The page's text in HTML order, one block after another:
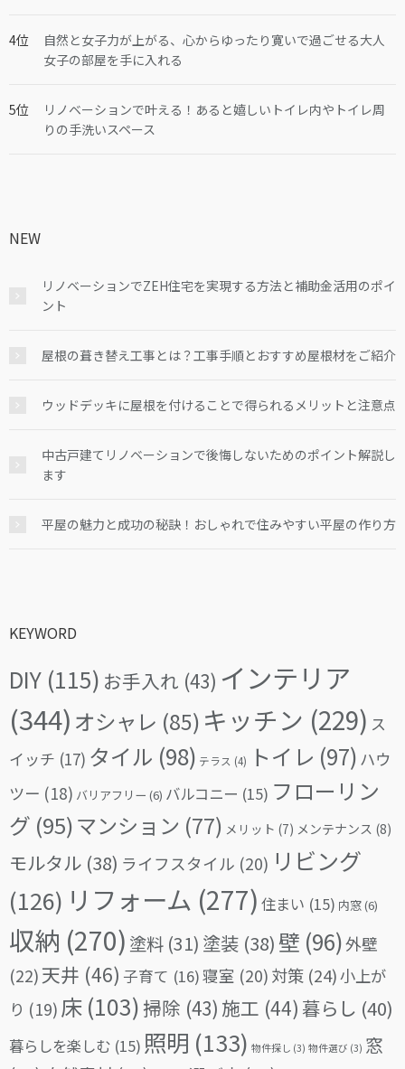
自然と女子力が上がる、心からゆったり寛いで過ごせる大人
女子の部屋を手に入れる
リノベーションで叶える！あると嬉しいトイレ内やトイレ周
りの手洗いスペース
NEW
リノベーションでZEH住宅を実現する方法と補助金活用のポイ
ント
屋根の葺き替え工事とは？工事手順とおすすめ屋根材をご紹介
ウッドデッキに屋根を付けることで得られるメリットと注意点
中古戸建てリノベーションで後悔しないためのポイント解説し
ます
平屋の魅力と成功の秘訣！おしゃれで住みやすい平屋の作り方
KEYWORD
DIY (115) お手入れ (43) インテリア
(344) オシャレ (85) キッチン (229) ス
イッチ (17) タイル (98) テラス (4) トイレ (97) ハウ
ツー (18) バリアフリー (6) バルコニー (15) フローリン
グ (95)マンション (77) メリット (7) メンテナンス (8)
モルタル (38) ライフスタイル (20) リビング
(126) リフォーム (277) 住まい (15) 内窓(6)
収納 (270) 塗料 (31) 塗装 (38) 壁 (96)外壁
(22)天井 (46) 子育て (16)寝室 (20) 対策 (24)小上が
り (19) 床 (103)掃除 (43) 施工 (44) 暮らし (40)
暮らしを楽しむ (15) 照明 (133) 物件探し (3) 物件選び (3) 窓